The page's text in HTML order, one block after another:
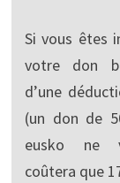
Si vous êtes
votre don
d’une
(un don de
eusko ne
coûtera que